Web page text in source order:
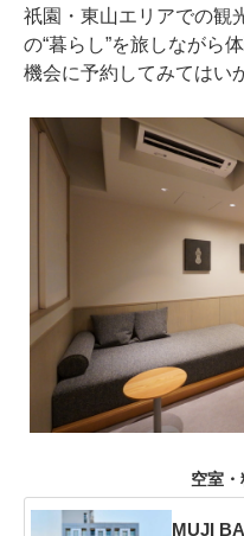
祇園・東山エリアでの観
の“暮らし”を旅しながら
機会に予約してみてはい
空室
MUJI